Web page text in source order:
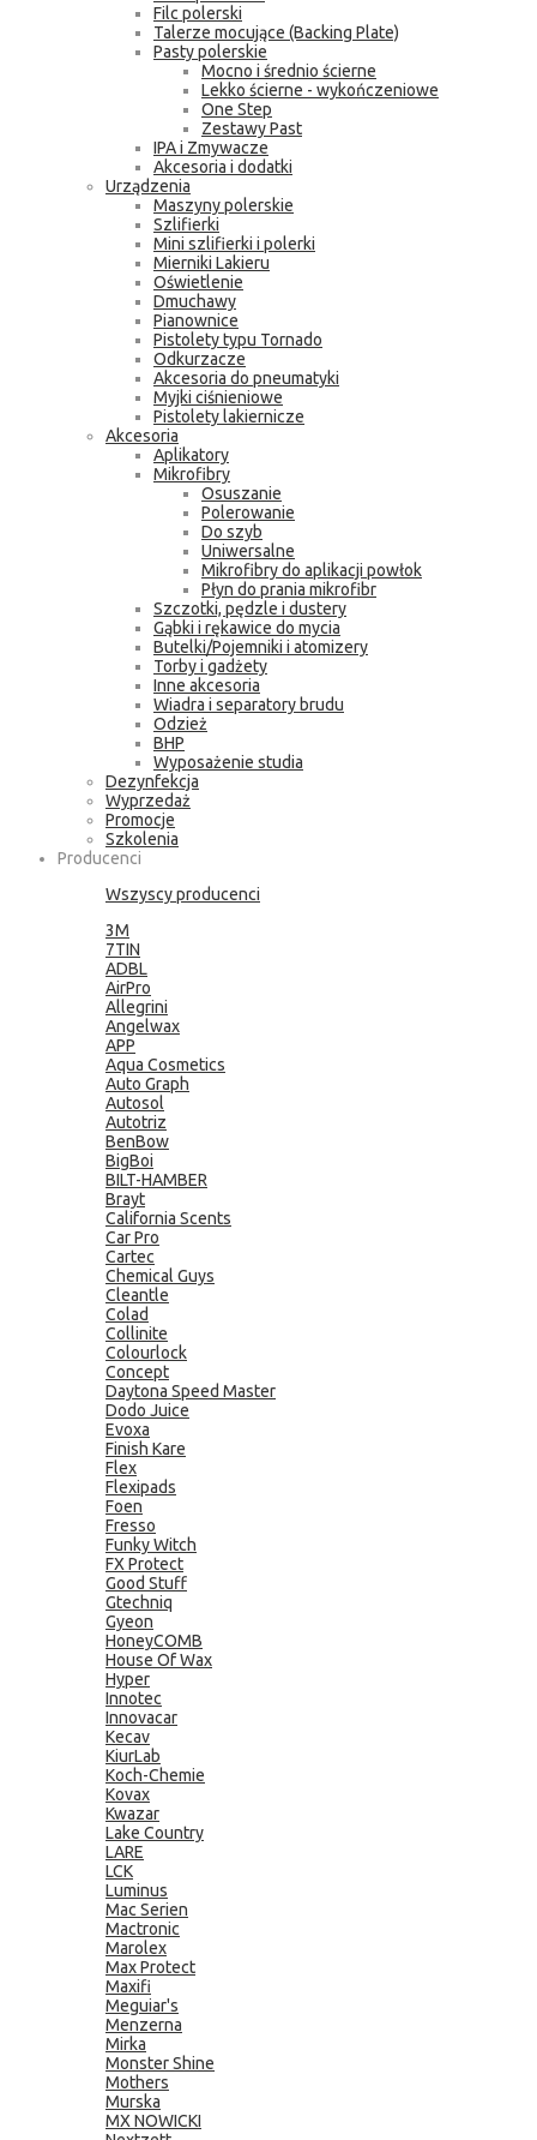
Filc polerski
Talerze mocujące (Backing Plate)
Pasty polerskie
Mocno i średnio ścierne
Lekko ścierne - wykończeniowe
One Step
Zestawy Past
IPA i Zmywacze
Akcesoria i dodatki
Urządzenia
Maszyny polerskie
Szlifierki
Mini szlifierki i polerki
Mierniki Lakieru
Oświetlenie
Dmuchawy
Pianownice
Pistolety typu Tornado
Odkurzacze
Akcesoria do pneumatyki
Myjki ciśnieniowe
Pistolety lakiernicze
Akcesoria
Aplikatory
Mikrofibry
Osuszanie
Polerowanie
Do szyb
Uniwersalne
Mikrofibry do aplikacji powłok
Płyn do prania mikrofibr
Szczotki, pędzle i dustery
Gąbki i rękawice do mycia
Butelki/Pojemniki i atomizery
Torby i gadżety
Inne akcesoria
Wiadra i separatory brudu
Odzież
BHP
Wyposażenie studia
Dezynfekcja
Wyprzedaż
Promocje
Szkolenia
Producenci
Wszyscy producenci
3M
7TIN
ADBL
AirPro
Allegrini
Angelwax
APP
Aqua Cosmetics
Auto Graph
Autosol
Autotriz
BenBow
BigBoi
BILT-HAMBER
Brayt
California Scents
Car Pro
Cartec
Chemical Guys
Cleantle
Colad
Collinite
Colourlock
Concept
Daytona Speed Master
Dodo Juice
Evoxa
Finish Kare
Flex
Flexipads
Foen
Fresso
Funky Witch
FX Protect
Good Stuff
Gtechniq
Gyeon
HoneyCOMB
House Of Wax
Hyper
Innotec
Innovacar
Kecav
KiurLab
Koch-Chemie
Kovax
Kwazar
Lake Country
LARE
LCK
Luminus
Mac Serien
Mactronic
Marolex
Max Protect
Maxifi
Meguiar's
Menzerna
Mirka
Monster Shine
Mothers
Murska
MX NOWICKI